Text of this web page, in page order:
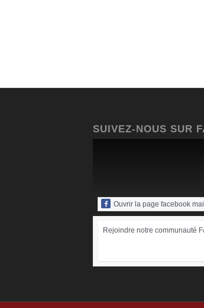
SUIVEZ-NOUS SUR
Ouvrir la page facebook
Rejoindre notre communauté